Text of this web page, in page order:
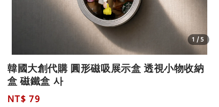
1 /5
韓國大創代購 圓形磁吸展示盒 透視小物收納
盒 磁鐵盒 사
Regular
NT$ 79